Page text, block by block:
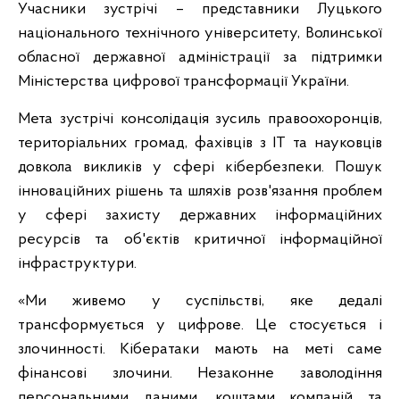
Учасники зустрічі – представники Луцького
національного технічного університету, Волинської
обласної державної адміністрації за підтримки
Міністерства цифрової трансформації України.
Мета зустрічі консолідація зусиль правоохоронців,
територіальних громад, фахівців з ІТ та науковців
довкола викликів у сфері кібербезпеки. Пошук
інноваційних рішень та шляхів розв'язання проблем
у сфері захисту державних інформаційних
ресурсів та об'єктів критичної інформаційної
інфраструктури.
«Ми живемо у суспільстві, яке дедалі
трансформується у цифрове. Це стосується і
злочинності. Кібератаки мають на меті саме
фінансові злочини. Незаконне заволодіння